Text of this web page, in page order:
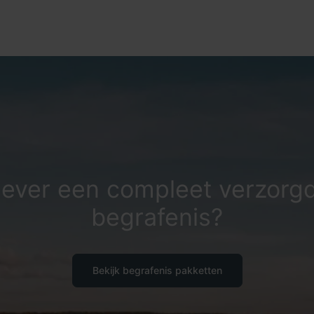
een compleet
begrafenis?
Bekijk begrafenis pakketten